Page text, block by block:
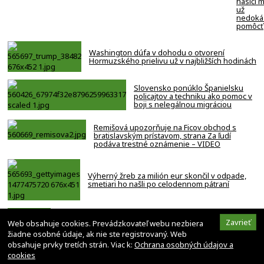
už
pomôcť
Washington dúfa v dohodu o otvorení
Hormuzského prielivu už v najbližších hodinách
Slovensko ponúklo Španielsku
policajtov a techniku ako pomoc v
boji s nelegálnou migráciou
Remišová upozorňuje na Ficov obchod s
bratislavským prístavom, strana Za ľudí
podáva trestné oznámenie – VIDEO
Výherný žreb za milión eur skončil v odpade,
smetiari ho našli po celodennom pátraní
Španielsko vrátilo do Maroka 70-tisíc migrantov,
Schengen podľa vlády ohrozený nebol Zavrieť
Web obsahuje cookies. Prevádzkovateľ webu nezbiera
žiadne osobné údaje, ak nie ste registrovaný. Web
obsahuje prvky tretích strán. Viac k: Ochrana osobných údajov a
cookies